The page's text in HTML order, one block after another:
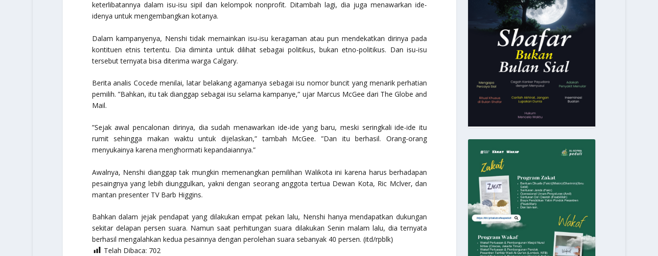
keterlibatannya dalam isu-isu sipil dan kelompok nonprofit. Ditambah lagi, dia juga menawarkan ide-
idenya untuk mengembangkan kotanya.
Dalam kampanyenya, Nenshi tidak memainkan isu-isu keragaman atau pun mendekatkan dirinya pada
kontituen etnis tertentu. Dia diminta untuk dilihat sebagai politikus, bukan etno-politikus. Dan isu-isu
tersebut ternyata bisa diterima warga Calgary.
Berita analis Cocede menilai, latar belakang agamanya sebagai isu nomor buncit yang menarik perhatian
pemilih. ”Bahkan, itu tak dianggap sebagai isu selama kampanye,” ujar Marcus McGee dari The Globe and
Mail.
”Sejak awal pencalonan dirinya, dia sudah menawarkan ide-ide yang baru, meski seringkali ide-ide itu
rumit sehingga makan waktu untuk dijelaskan,” tambah McGee. ”Dan itu berhasil. Orang-orang
menyukainya karena menghormati kepandaiannya.”
Awalnya, Nenshi dianggap tak mungkin memenangkan pemilihan Walikota ini karena harus berhadapan
pesaingnya yang lebih diunggulkan, yakni dengan seorang anggota tertua Dewan Kota, Ric Mclver, dan
mantan presenter TV Barb Higgins.
Bahkan dalam jejak pendapat yang dilakukan empat pekan lalu, Nenshi hanya mendapatkan dukungan
sekitar delapan persen suara. Namun saat perhitungan suara dilakukan Senin malam lalu, dia ternyata
berhasil mengalahkan kedua pesainnya dengan perolehan suara sebanyak 40 persen. (itd/rpblk)
Telah Dibaca: 702